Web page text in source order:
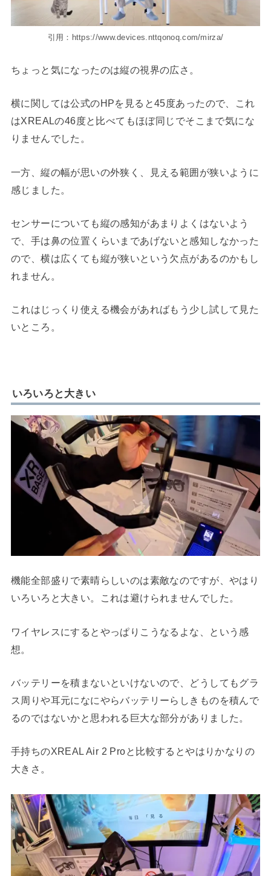
引用：https://www.devices.nttqonoq.com/mirza/
ちょっと気になったのは縦の視界の広さ。
横に関しては公式のHPを見ると45度あったので、これ
はXREALの46度と比べてもほぼ同じでそこまで気にな
りませんでした。
一方、縦の幅が思いの外狭く、見える範囲が狭いように
感じました。
センサーについても縦の感知があまりよくはないよう
で、手は鼻の位置くらいまであげないと感知しなかった
ので、横は広くても縦が狭いという欠点があるのかもし
れません。
これはじっくり使える機会があればもう少し試して見た
いところ。
いろいろと大きい
機能全部盛りで素晴らしいのは素敵なのですが、やはり
いろいろと大きい。これは避けられませんでした。
ワイヤレスにするとやっぱりこうなるよな、という感
想。
バッテリーを積まないといけないので、どうしてもグラ
ス周りや耳元になにやらバッテリーらしきものを積んで
るのではないかと思われる巨大な部分がありました。
手持ちのXREAL Air 2 Proと比較するとやはりかなりの
大きさ。